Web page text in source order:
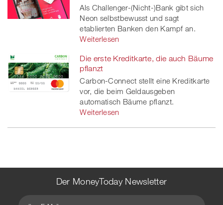
Als Challenger-(Nicht-)Bank gibt sich
Neon selbstbewusst und sagt
etablierten Banken den Kampf an.
Weiterlesen
Die erste Kreditkarte, die auch Bäume
pflanzt
Carbon-Connect stellt eine Kreditkarte
vor, die beim Geldausgeben
automatisch Bäume pflanzt.
Weiterlesen
Der MoneyToday Newsletter